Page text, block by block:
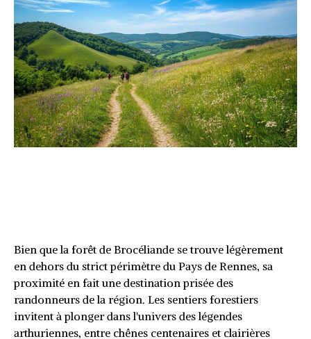
Bien que la forêt de Brocéliande se trouve légèrement
en dehors du strict périmètre du Pays de Rennes, sa
proximité en fait une destination prisée des
randonneurs de la région. Les sentiers forestiers
invitent à plonger dans l'univers des légendes
arthuriennes, entre chênes centenaires et clairières